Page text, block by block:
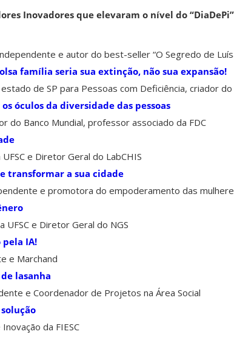
Inovadores que elevaram o nível do
e autor do best-seller “O Segredo de
família seria sua extinção, não sua expansão!
de SP para Pessoas com Deficiência, criador do
óculos da diversidade das pessoas
do Banco Mundial, professor associado da FDC
e Diretor Geral do LabCHIS
transformar a sua cidade
e promotora do empoderamento das
UFSC e Diretor Geral do NGS
IA!
e Marchand
lasanha
e Coordenador de Projetos na Área Social
da FIESC